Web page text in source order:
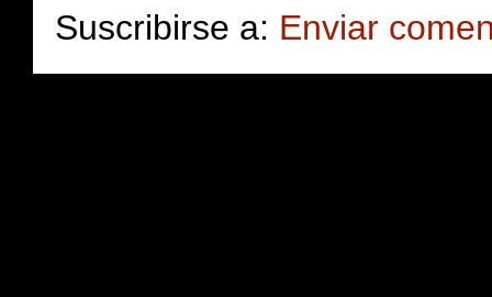
Suscribirse a: Enviar